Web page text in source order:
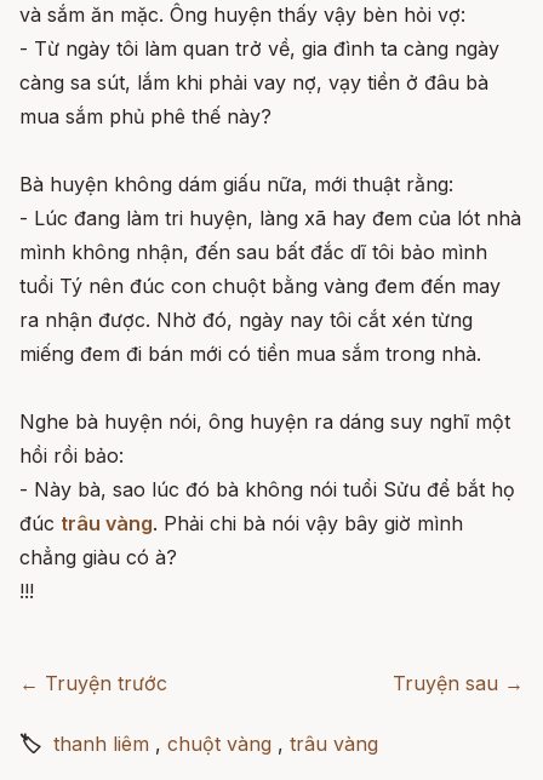
và sắm ăn mặc. Ông huyện thấy vậy bèn hỏi vợ:
- Từ ngày tôi làm quan trở về, gia đình ta càng ngày
càng sa sút, lắm khi phải vay nợ, vạy tiền ở đâu bà
mua sắm phủ phê thế này?
Bà huyện không dám giấu nữa, mới thuật rằng:
- Lúc đang làm tri huyện, làng xã hay đem của lót nhà
mình không nhận, đến sau bất đắc dĩ tôi bảo mình
tuổi Tý nên đúc con chuột bằng vàng đem đến may
ra nhận được. Nhờ đó, ngày nay tôi cắt xén từng
miếng đem đi bán mới có tiền mua sắm trong nhà.
Nghe bà huyện nói, ông huyện ra dáng suy nghĩ một
hồi rồi bảo:
- Này bà, sao lúc đó bà không nói tuổi Sửu để bắt họ
đúc trâu vàng. Phải chi bà nói vậy bây giờ mình
chẳng giàu có à?
!!!
← Truyện trước Truyện sau →
🏷 thanh liêm , chuột vàng , trâu vàng